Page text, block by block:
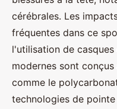
cérébrales. Les
fréquentes dans ce
l'utilisation de
modernes sont
comme le
technologies de